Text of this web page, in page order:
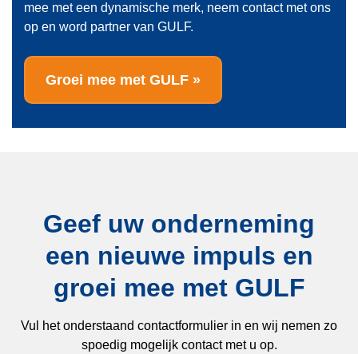
mee met een dynamische merk, neem contact met ons
op en word partner van GULF.
Groei mee met GULF »
Geef uw onderneming
een nieuwe impuls en
groei mee met GULF
Vul het onderstaand contactformulier in en wij nemen zo
spoedig mogelijk contact met u op.